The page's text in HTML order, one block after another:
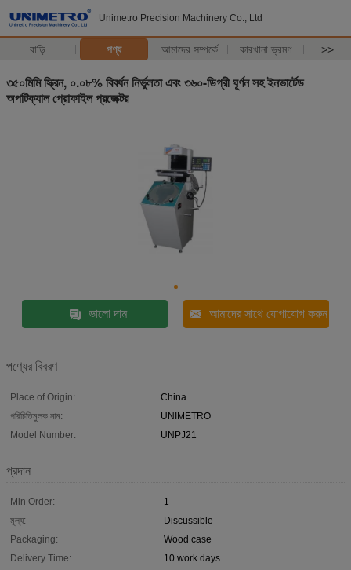
Unimetro Precision Machinery Co., Ltd
বাড়ি পণ্য আমাদের সম্পর্কে কারখানা ভ্রমণ >>
৩৫০মিমি স্ক্রিন, ০.০৮% বিবর্ধন নির্ভুলতা এবং ৩৬০-ডিগ্রী ঘূর্ণন সহ ইনভার্টেড
অপটিক্যাল প্রোফাইল প্রজেক্টর
ভালো দাম আমাদের সাথে যোগাযোগ করুন
পণ্যের বিবরণ
Place of Origin:
China
পরিচিতিমুলক নাম:
UNIMETRO
Model Number:
UNPJ21
প্রদান
Min Order:
1
মূল্য:
Discussible
Packaging:
Wood case
Delivery Time:
10 work days